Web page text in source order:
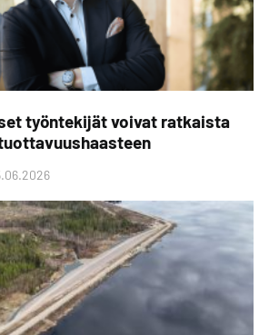
työntekijät voivat ratkaista